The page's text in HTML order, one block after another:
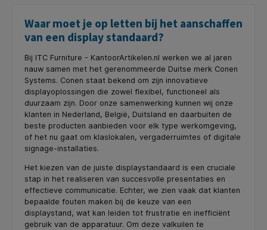
Waar moet je op letten bij het aanschaffen
van een display standaard?
Bij ITC Furniture - KantoorArtikelen.nl werken we al jaren
nauw samen met het gerenommeerde Duitse merk Conen
Systems. Conen staat bekend om zijn innovatieve
displayoplossingen die zowel flexibel, functioneel als
duurzaam zijn. Door onze samenwerking kunnen wij onze
klanten in Nederland, België, Duitsland en daarbuiten de
beste producten aanbieden voor elk type werkomgeving,
of het nu gaat om klaslokalen, vergaderruimtes of digitale
signage-installaties.
Het kiezen van de juiste displaystandaard is een cruciale
stap in het realiseren van succesvolle presentaties en
effectieve communicatie. Echter, we zien vaak dat klanten
bepaalde fouten maken bij de keuze van een
displaystand, wat kan leiden tot frustratie en inefficiënt
gebruik van de apparatuur. Om deze valkuilen te